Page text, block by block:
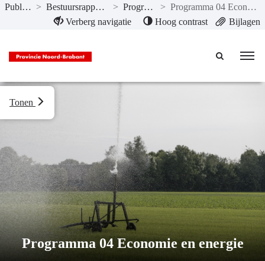
Naar hoofdinhoud
Publicaties > Bestuursrapportage 2018 > Programma’s >
Programma 04 Economie en energie
Verberg navigatie
Hoog contrast Bijlagen
Programma 04 Economie en energie
Tonen